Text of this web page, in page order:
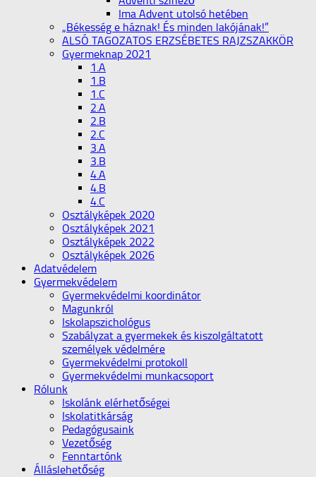
Ima Advent utolsó hetében
„Békesség e háznak! És minden lakójának!”
ALSÓ TAGOZATOS ERZSÉBETES RAJZSZAKKÖR
Gyermeknap 2021
1.A
1.B
1.C
2.A
2.B
2.C
3.A
3.B
4.A
4.B
4.C
Osztályképek 2020
Osztályképek 2021
Osztályképek 2022
Osztályképek 2026
Adatvédelem
Gyermekvédelem
Gyermekvédelmi koordinátor
Magunkról
Iskolapszichológus
Szabályzat a gyermekek és kiszolgáltatott
személyek védelmére
Gyermekvédelmi protokoll
Gyermekvédelmi munkacsoport
Rólunk
Iskolánk elérhetőségei
Iskolatitkárság
Pedagógusaink
Vezetőség
Fenntartónk
Álláslehetőség